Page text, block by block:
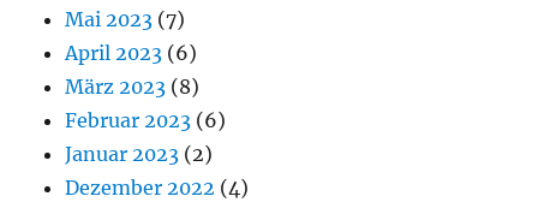
Mai 2023 (7)
April 2023 (6)
März 2023 (8)
Februar 2023 (6)
Januar 2023 (2)
Dezember 2022 (4)